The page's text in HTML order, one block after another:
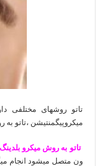
تاتو روشهای مختلفی
میکروپیگمنتیشن ،تاتو به
تاتو به روش میکرو بلدینگ
ون متصل میشود انجام